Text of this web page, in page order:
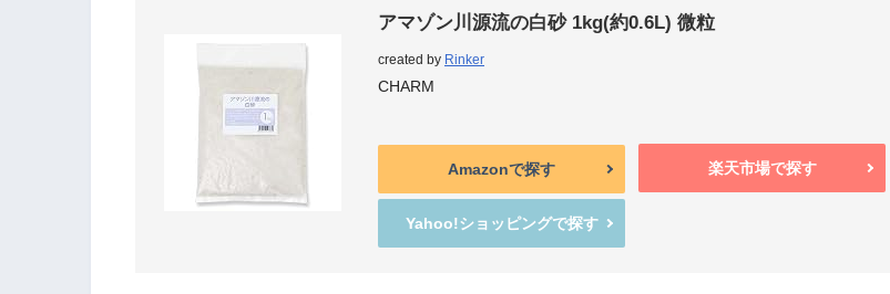
アマゾン川源流の白砂 1kg(約0.6L) 微粒
created by Rinker
CHARM
Amazonで探す 楽天市場で探す
Yahoo!ショッピングで探す